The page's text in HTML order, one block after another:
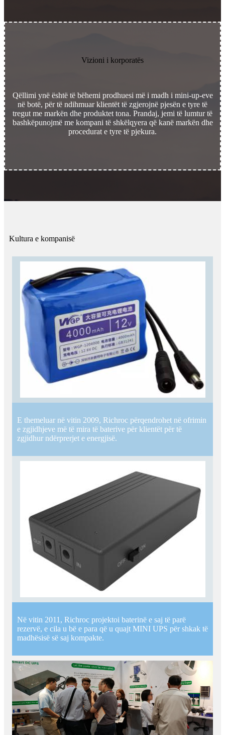
Vizioni i korporatës
Qëllimi ynë është të bëhemi prodhuesi më i madh i mini-up-eve
në botë, për të ndihmuar klientët të zgjerojnë pjesën e tyre të
tregut me markën dhe produktet tona. Prandaj, jemi të lumtur të
bashkëpunojmë me kompani të shkëlqyera që kanë markën dhe
procedurat e tyre të pjekura.
Kultura e kompanisë
E themeluar në vitin 2009, Richroc përqendrohet në ofrimin
e zgjidhjeve më të mira të baterive për klientët për të
zgjidhur ndërprerjet e energjisë.
Në vitin 2011, Richroc projektoi baterinë e saj të parë
rezervë, e cila u bë e para që u quajt MINI UPS për shkak të
madhësisë së saj kompakte.